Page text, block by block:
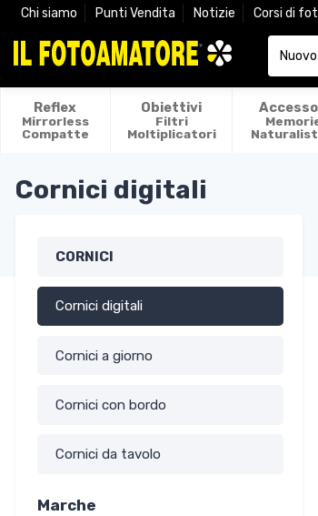
Chi siamo Punti Vendita Notizie Corsi di
Reflex
Mirrorless
Compatte
Obiettivi
Filtri
Moltiplicatori
Cornici digitali
CORNICI
Cornici digitali
Cornici a giorno
Cornici con bordo
Cornici da tavolo
Marche